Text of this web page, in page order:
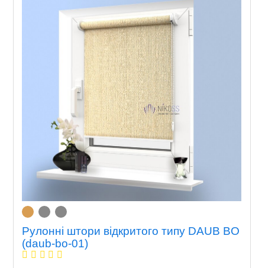
Рулонні штори відкритого типу DAUB BO
(daub-bo-01)